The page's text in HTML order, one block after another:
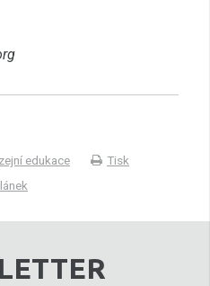
edukace
Tisk